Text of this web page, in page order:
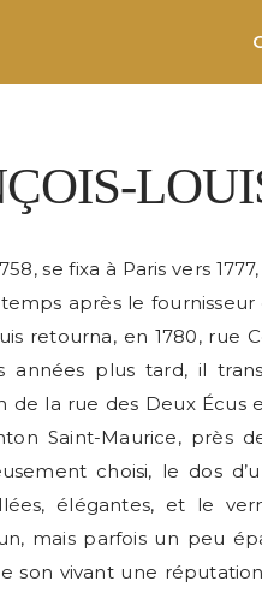
se fixa à Paris vers
après le
retourna, en 1780, rue
années plus tard, il
de la rue des Deux Écus
Saint-Maurice, près
choisi, le dos
élégantes, et le
mais parfois un peu
son vivant une